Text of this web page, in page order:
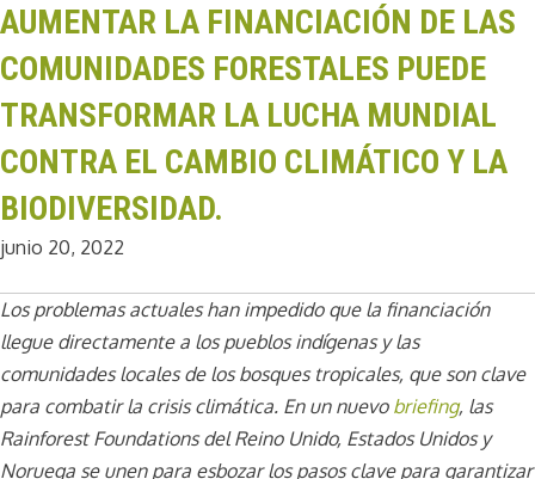
AUMENTAR LA FINANCIACIÓN DE LAS
COMUNIDADES FORESTALES PUEDE
TRANSFORMAR LA LUCHA MUNDIAL
CONTRA EL CAMBIO CLIMÁTICO Y LA
BIODIVERSIDAD.
junio 20, 2022
Los problemas actuales han impedido que la financiación
llegue directamente a los pueblos indígenas y las
comunidades locales de los bosques tropicales, que son clave
para combatir la crisis climática. En un nuevo briefing, las
Rainforest Foundations del Reino Unido, Estados Unidos y
Noruega se unen para esbozar los pasos clave para garantizar